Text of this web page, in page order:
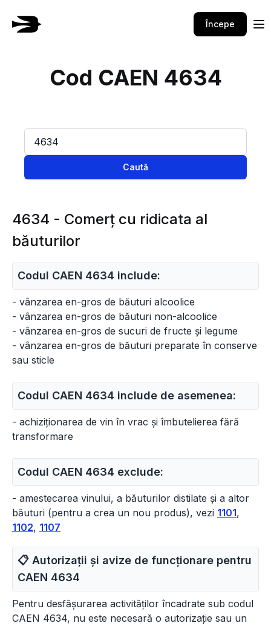
Începe
Cod CAEN 4634
Caută
4634 - Comerţ cu ridicata al
băuturilor
Codul CAEN 4634 include:
- vânzarea en-gros de băuturi alcoolice
- vânzarea en-gros de băuturi non-alcoolice
- vânzarea en-gros de sucuri de fructe și legume
- vânzarea en-gros de băuturi preparate în conserve
sau sticle
Codul CAEN 4634 include de asemenea:
- achiziționarea de vin în vrac și îmbutelierea fără
transformare
Codul CAEN 4634 exclude:
- amestecarea vinului, a băuturilor distilate și a altor
băuturi (pentru a crea un nou produs), vezi 1101,
1102, 1107
📋 Autorizații și avize de funcționare pentru
CAEN 4634
Pentru desfășurarea activităților încadrate sub codul
CAEN 4634, nu este necesară o autorizație sau un